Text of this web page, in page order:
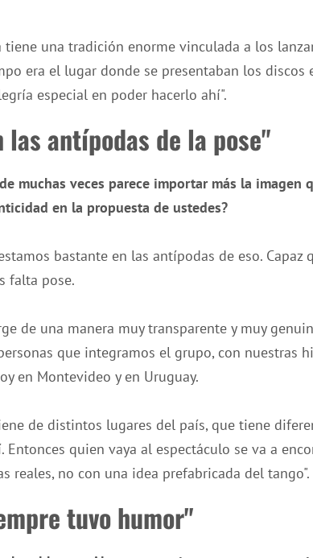
tiene una tradición enorme vinculada a los
era el lugar donde se presentaban los discos
especial en poder hacerlo ahí".
las antípodas de la pose"
muchas veces parece importar más la imagen
en la propuesta de ustedes?
bastante en las antípodas de eso. Capaz
falta pose.
de una manera muy transparente y muy
que integramos el grupo, con nuestras
en Montevideo y en Uruguay.
de distintos lugares del país, que tiene
Entonces quien vaya al espectáculo se va a
reales, no con una idea prefabricada del tango".
tuvo humor"